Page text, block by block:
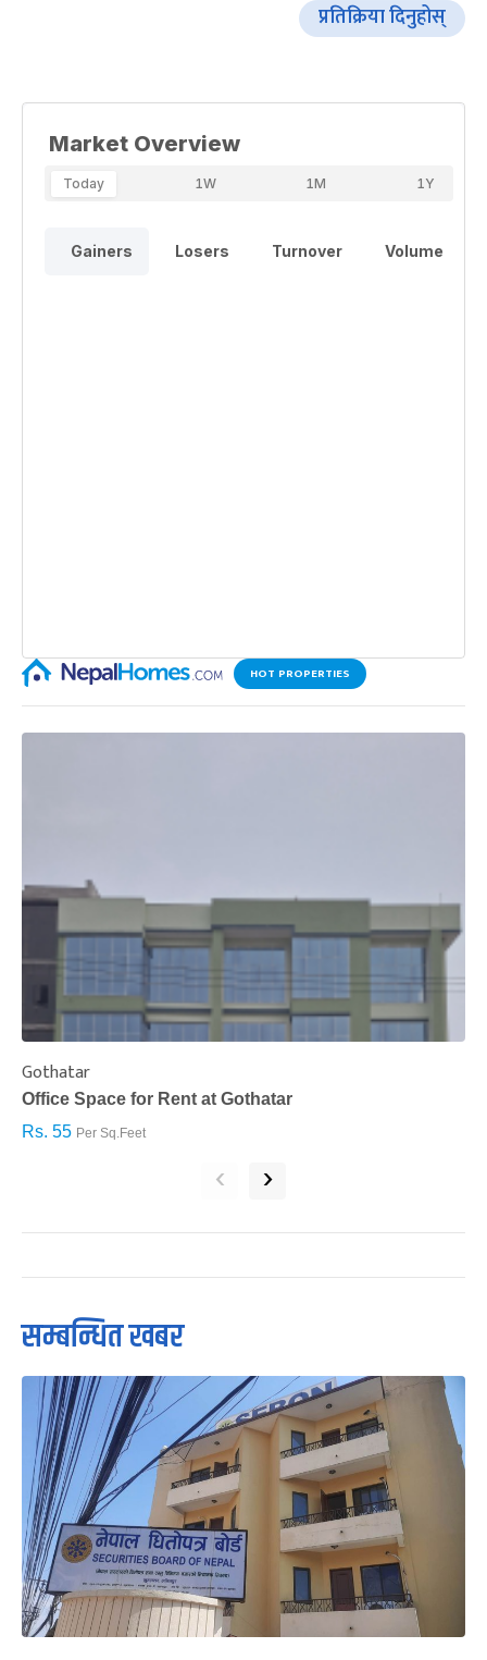
प्रतिक्रिया दिनुहोस्
HOT PROPERTIES
Gothatar
Office Space for Rent at Gothatar
Rs. 55 Per Sq.Feet
‹ ›
सम्बन्धित खबर